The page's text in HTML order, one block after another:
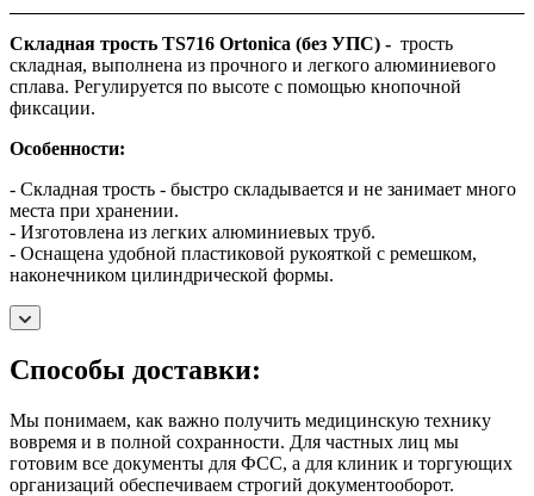
Складная трость TS716 Ortonica (без УПС) - трость
складная, выполнена из прочного и легкого алюминиевого
сплава. Регулируется по высоте с помощью кнопочной
фиксации.
Особенности:
- Складная трость - быстро складывается и не занимает много
места при хранении.
- Изготовлена из легких алюминиевых труб.
- Оснащена удобной пластиковой рукояткой с ремешком,
наконечником цилиндрической формы.
Способы доставки:
Мы понимаем, как важно получить медицинскую технику
вовремя и в полной сохранности. Для частных лиц мы
готовим все документы для ФСС, а для клиник и торгующих
организаций обеспечиваем строгий документооборот.